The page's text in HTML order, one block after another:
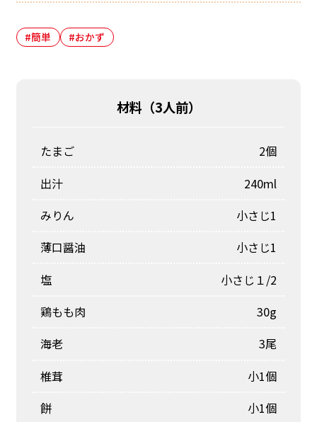
#簡単 #おかず
材料（3人前）
たまご
2個
出汁
240ml
みりん
小さじ1
薄口醤油
小さじ1
塩
小さじ１/2
鶏もも肉
30g
海老
3尾
椎茸
小1個
餅
小1個